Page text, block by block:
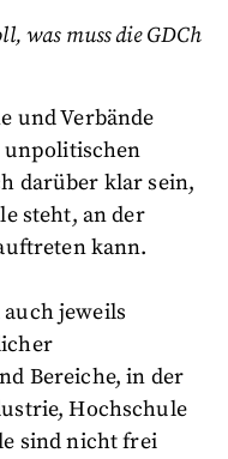
was muss die GDCh
und Verbände
darüber klar sein,
steht, an der
kann.
jeweils
Bereiche, in der
Hochschule
sind nicht frei